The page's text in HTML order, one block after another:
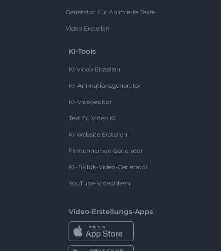
Generator Für Animierte Texte
Video Erstellen
KI-Tools
KI Video Erstellen
KI-Animationsgenerator
KI-Videoeditor
Text Zu Video KI
KI Website Erstellen
Firmennamen Generator
KI-TikTok-Video-Generator
YouTube-Videoideen
Video-Erstellungs-Apps